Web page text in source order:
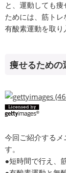
と、運動しても
ためには、筋トレ
有酸素運動を取り
痩せるための
今回ご紹介する
す。
●短時間で行え、